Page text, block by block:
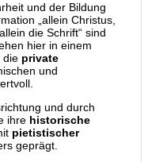
und der Bildung
„allein Christus,
die Schrift“ sind
hier in einem
die private
und
und durch
ihre historische
pietistischer
geprägt.